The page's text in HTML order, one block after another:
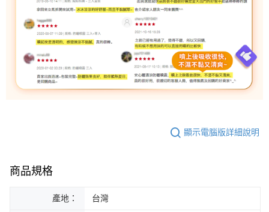
顯示電腦版詳細說明
商品規格
產地： 台灣